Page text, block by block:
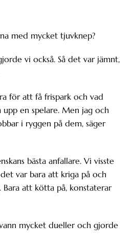
med mycket tjuvknep?
vi också. Så det var jämnt,
för att få frispark och vad
en spelare. Men jag och
i ryggen på dem, säger
bästa anfallare. Vi visste
var bara att kriga på och
att kötta på, konstaterar
mycket dueller och gjorde